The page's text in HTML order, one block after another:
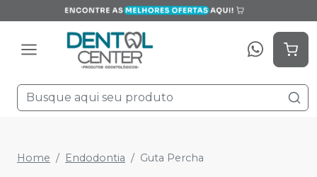
Home Endodontia Guta Percha